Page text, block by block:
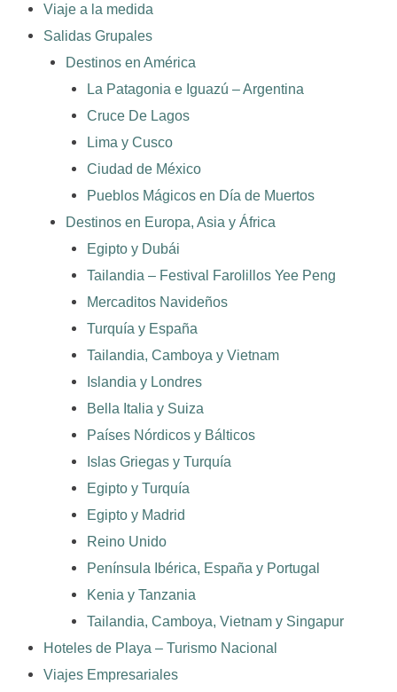
Viaje a la medida
Salidas Grupales
Destinos en América
La Patagonia e Iguazú – Argentina
Cruce De Lagos
Lima y Cusco
Ciudad de México
Pueblos Mágicos en Día de Muertos
Destinos en Europa, Asia y África
Egipto y Dubái
Tailandia – Festival Farolillos Yee Peng
Mercaditos Navideños
Turquía y España
Tailandia, Camboya y Vietnam
Islandia y Londres
Bella Italia y Suiza
Países Nórdicos y Bálticos
Islas Griegas y Turquía
Egipto y Turquía
Egipto y Madrid
Reino Unido
Península Ibérica, España y Portugal
Kenia y Tanzania
Tailandia, Camboya, Vietnam y Singapur
Hoteles de Playa – Turismo Nacional
Viajes Empresariales